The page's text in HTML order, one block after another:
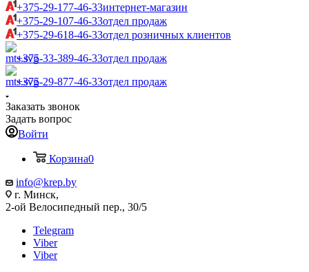
+375-29-177-46-33интернет-магазин
+375-29-107-46-33отдел продаж
+375-29-618-46-33отдел розничных клиентов
+375-33-389-46-33отдел продаж
+375-29-877-46-33отдел продаж
Заказать звонок
Задать вопрос
Войти
Корзина0
info@krep.by
г. Минск,
2-ой Велосипедный пер., 30/5
Telegram
Viber
Viber